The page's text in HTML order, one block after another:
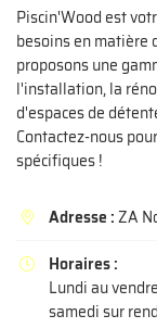
 Code Captcha
Rafraîchir le
En cochant cette
l'adresse email
utilisantle formulaire
Piscin'Wood est
besoins en matière
proposons une
l'installation, la
d'espaces de
Contactez-nous
spécifiques !
 Adresse :ZA

Horaires :
Lundi au
samedi sur